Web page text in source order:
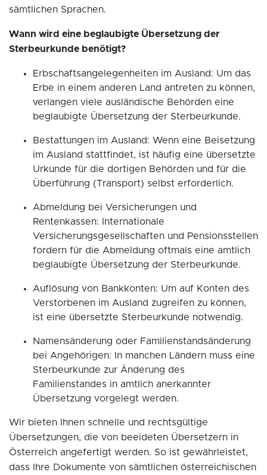
sämtlichen Sprachen.
Wann wird eine beglaubigte Übersetzung der
Sterbeurkunde benötigt?
Erbschaftsangelegenheiten im Ausland: Um das
Erbe in einem anderen Land antreten zu können,
verlangen viele ausländische Behörden eine
beglaubigte Übersetzung der Sterbeurkunde.
Bestattungen im Ausland: Wenn eine Beisetzung
im Ausland stattfindet, ist häufig eine übersetzte
Urkunde für die dortigen Behörden und für die
Überführung (Transport) selbst erforderlich.
Abmeldung bei Versicherungen und
Rentenkassen: Internationale
Versicherungsgesellschaften und Pensionsstellen
fordern für die Abmeldung oftmals eine amtlich
beglaubigte Übersetzung der Sterbeurkunde.
Auflösung von Bankkonten: Um auf Konten des
Verstorbenen im Ausland zugreifen zu können,
ist eine übersetzte Sterbeurkunde notwendig.
Namensänderung oder Familienstandsänderung
bei Angehörigen: In manchen Ländern muss eine
Sterbeurkunde zur Änderung des
Familienstandes in amtlich anerkannter
Übersetzung vorgelegt werden.
Wir bieten Ihnen schnelle und rechtsgültige
Übersetzungen, die von beeideten Übersetzern in
Österreich angefertigt werden. So ist gewährleistet,
dass Ihre Dokumente von sämtlichen österreichischen